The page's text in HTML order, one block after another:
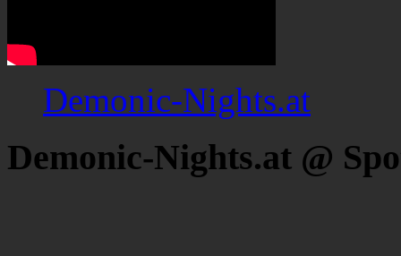
Demonic-Nights.at
Demonic-Nights.at @